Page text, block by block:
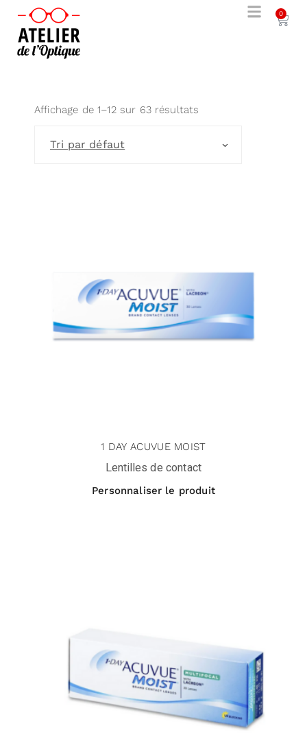
0
Affichage de 1–12 sur 63 résultats
Tri par défaut
1 DAY ACUVUE MOIST
Lentilles de contact
Personnaliser le produit